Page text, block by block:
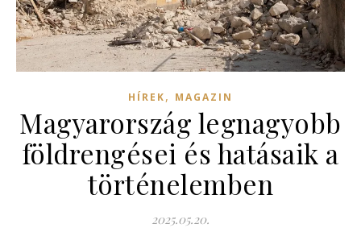
HÍREK, MAGAZIN
Magyarország legnagyobb
földrengései és hatásaik a
történelemben
2025.05.20.